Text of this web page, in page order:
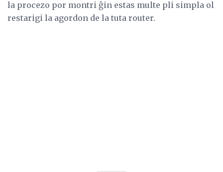
la procezo por montri ĝin estas multe pli simpla ol
restarigi la agordon de la tuta router.